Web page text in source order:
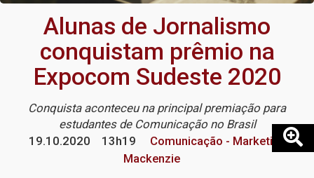
Alunas de Jornalismo
conquistam prêmio na
Expocom Sudeste 2020
Conquista aconteceu na principal premiação para
estudantes de Comunicação no Brasil
19.10.2020
13h19
Comunicação - Marketing
Mackenzie